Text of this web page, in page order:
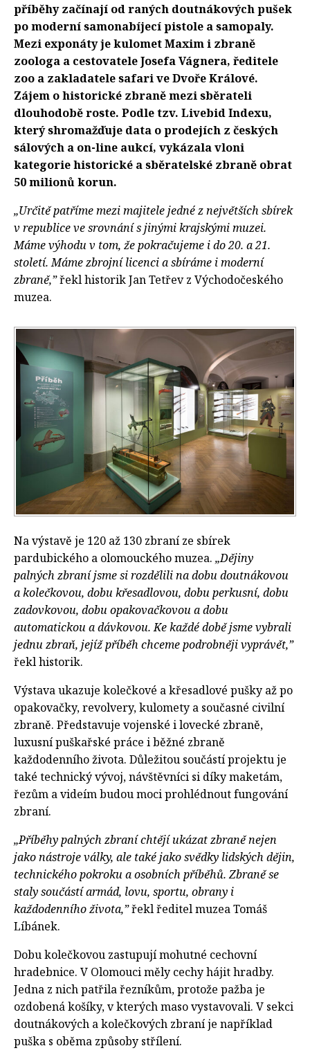
příběhy začínají od raných doutnákových pušek
po moderní samonabíjecí pistole a samopaly.
Mezi exponáty je kulomet Maxim i zbraně
zoologa a cestovatele Josefa Vágnera, ředitele
zoo a zakladatele safari ve Dvoře Králové.
Zájem o historické zbraně mezi sběrateli
dlouhodobě roste. Podle tzv. Livebid Indexu,
který shromažďuje data o prodejích z českých
sálových a on-line aukcí, vykázala vloni
kategorie historické a sběratelské zbraně obrat
50 milionů korun.
„Určitě patříme mezi majitele jedné z největších sbírek
v republice ve srovnání s jinými krajskými muzei.
Máme výhodu v tom, že pokračujeme i do 20. a 21.
století. Máme zbrojní licenci a sbíráme i moderní
zbraně,”řekl historik Jan Tetřev z Východočeského
muzea.
Na výstavě je 120 až 130 zbraní ze sbírek
pardubického a olomouckého muzea. „Dějiny
palných zbraní jsme si rozdělili na dobu doutnákovou
a kolečkovou, dobu křesadlovou, dobu perkusní, dobu
zadovkovou, dobu opakovačkovou a dobu
automatickou a dávkovou. Ke každé době jsme vybrali
jednu zbraň, jejíž příběh chceme podrobněji vyprávět,”
řekl historik.
Výstava ukazuje kolečkové a křesadlové pušky až po
opakovačky, revolvery, kulomety a současné civilní
zbraně. Představuje vojenské i lovecké zbraně,
luxusní puškařské práce i běžné zbraně
každodenního života. Důležitou součástí projektu je
také technický vývoj, návštěvníci si díky maketám,
řezům a videím budou moci prohlédnout fungování
zbraní.
„Příběhy palných zbraní chtějí ukázat zbraně nejen
jako nástroje války, ale také jako svědky lidských dějin,
technického pokroku a osobních příběhů. Zbraně se
staly součástí armád, lovu, sportu, obrany i
každodenního života,”řekl ředitel muzea Tomáš
Líbánek.
Dobu kolečkovou zastupují mohutné cechovní
hradebnice. V Olomouci měly cechy hájit hradby.
Jedna z nich patřila řezníkům, protože pažba je
ozdobená košíky, v kterých maso vystavovali. V sekci
doutnákových a kolečkových zbraní je například
puška s oběma způsoby střílení.